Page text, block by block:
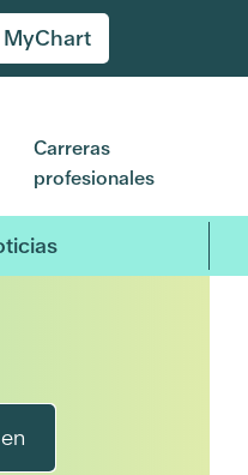
MyChart
Carreras
profesionales